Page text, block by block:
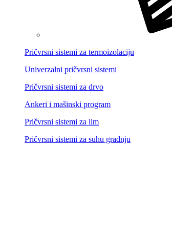
Pričvrsni sistemi za termoizolaciju
Univerzalni pričvrsni sistemi
Pričvrsni sistemi za drvo
Ankeri i mašinski program
Pričvrsni sistemi za lim
Pričvrsni sistemi za suhu gradnju